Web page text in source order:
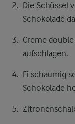
Die Schüssel
Schokolade
Creme
aufschlagen.
Ei schaumig
Schokolade